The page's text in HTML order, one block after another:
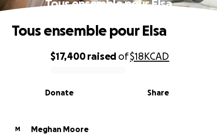
Tous ensemble pour Elsa
0% complete
$17,400raised of$18KCAD
Share
Donate
Tous ensemble pour Elsa
M
Meghan Moore